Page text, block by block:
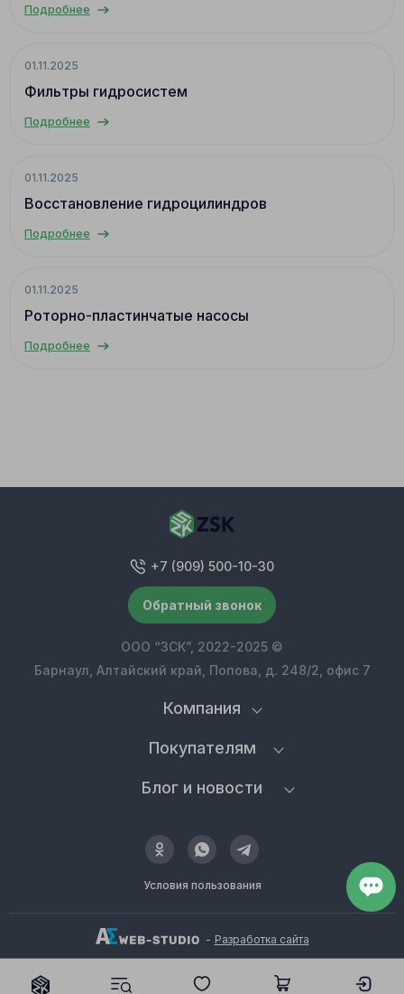
Подробнее
01.11.2025
Фильтры гидросистем
Подробнее
01.11.2025
Восстановление гидроцилиндров
Подробнее
01.11.2025
Роторно-пластинчатые насосы
Подробнее
Условия пользования
Компания
Покупателям
Блог и новости
+7 (909) 500-10-30
Обратный звонок
ООО “ЗСК”, 2022-2025 ©
Барнаул, Алтайский край, Попова, д. 248/2, офис 7
- Разработка сайта